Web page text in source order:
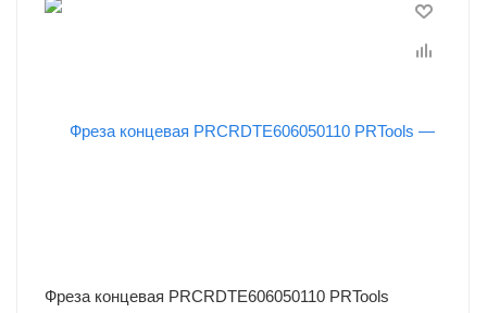
Фреза концевая PRCRDTE606050110 PRTools